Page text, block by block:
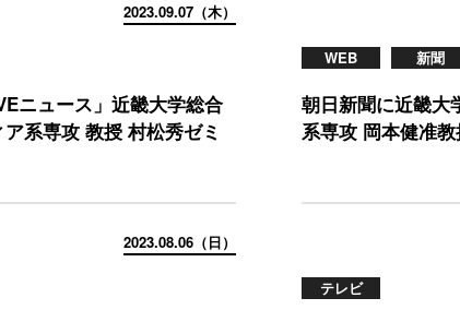
2023.09.07（木）
ニュース」近畿大学総合
系専攻 教授 村松秀ゼミ
WEB 新聞
朝日新聞に近畿大
系専攻 岡本健准
2023.08.06（日）
テレビ